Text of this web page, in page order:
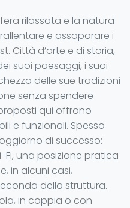
rilassata e la natura
e assaporare i
Città d’arte e di storia,
suoi paesaggi, i suoi
delle sue tradizioni
senza spendere
qui offrono
e funzionali. Spesso
di successo:
una posizione pratica
in alcuni casi,
della struttura.
in coppia o con